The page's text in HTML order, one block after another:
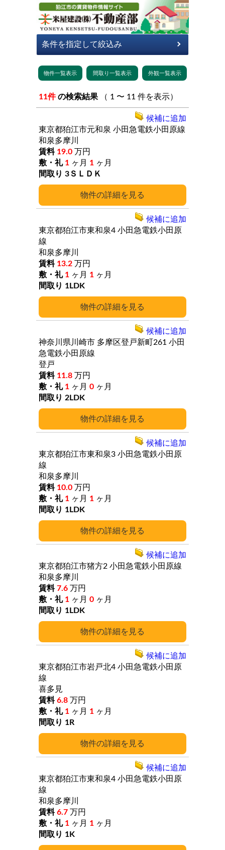
11件 の検索結果 （ 1 〜 11 件を表示）
詳細
東京都狛江市元和泉 小田急電鉄小田原線
和泉多摩川
19.0 万円
1 ヶ月 1 ヶ月
3ＳＬＤＫ
候補に追加
詳細
東京都狛江市東和泉4 小田急電鉄小田原
線
和泉多摩川
13.2 万円
1 ヶ月 1 ヶ月
1LDK
候補に追加
詳細
神奈川県川崎市 多摩区登戸新町261 小田
急電鉄小田原線
登戸
11.8 万円
1 ヶ月 0 ヶ月
2LDK
候補に追加
詳細
東京都狛江市東和泉3 小田急電鉄小田原
線
和泉多摩川
10.0 万円
1 ヶ月 1 ヶ月
1LDK
候補に追加
詳細
東京都狛江市猪方2 小田急電鉄小田原線
和泉多摩川
7.6 万円
1 ヶ月 0 ヶ月
1LDK
候補に追加
詳細
東京都狛江市岩戸北4 小田急電鉄小田原
線
喜多見
6.8 万円
1 ヶ月 1 ヶ月
1R
候補に追加
東京都狛江市東和泉4 小田急電鉄小田原
線
和泉多摩川
6.7 万円
1 ヶ月 1 ヶ月
1K
候補に追加